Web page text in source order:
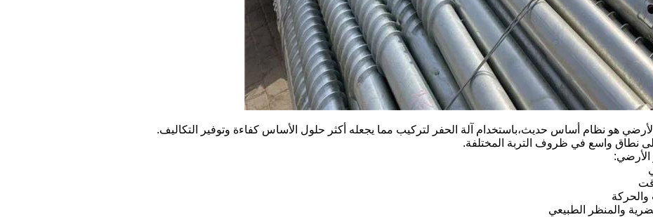
هو نظام أساس حديث،باستخدام آلة الحفر لتركيب مما يجعله أكثر حلول الأساس كفاءة وتوفير التكاليف.
نطاق واسع في ظروف التربة المختلفة.
الأرضي:
والحركة
والمنظر الطبيعي